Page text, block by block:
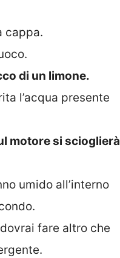
cappa.
di un limone.
l’acqua presente
motore si scioglierà
umido all’interno
fare altro che